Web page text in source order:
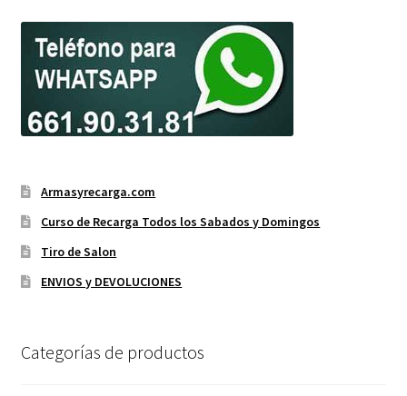
Armasyrecarga.com
Curso de Recarga Todos los Sabados y Domingos
Tiro de Salon
ENVIOS y DEVOLUCIONES
Categorías de productos